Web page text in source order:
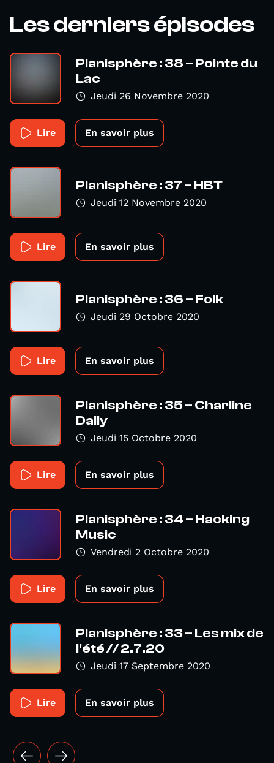
Les derniers épisodes
Planisphère : 38 – Pointe du
Lac
Jeudi 26 Novembre 2020
Lire En savoir plus
Planisphère : 37 – HBT
Jeudi 12 Novembre 2020
Lire En savoir plus
Planisphère : 36 – Folk
Jeudi 29 Octobre 2020
Lire En savoir plus
Planisphère : 35 – Charline
Dally
Jeudi 15 Octobre 2020
Lire En savoir plus
Planisphère : 34 – Hacking
Music
Vendredi 2 Octobre 2020
Lire En savoir plus
Planisphère : 33 – Les mix de
l'été // 2.7.20
Jeudi 17 Septembre 2020
Lire En savoir plus